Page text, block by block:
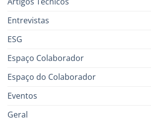
Entrevistas
ESG
Espaço Colaborador
Espaço do Colaborador
Eventos
Geral